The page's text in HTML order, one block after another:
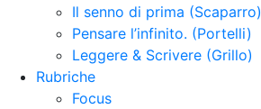
Il senno di prima (Scaparro)
Pensare l’infinito. (Portelli)
Leggere & Scrivere (Grillo)
Rubriche
Focus